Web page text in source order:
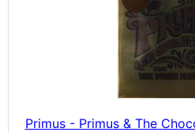
Primus - Primus & The